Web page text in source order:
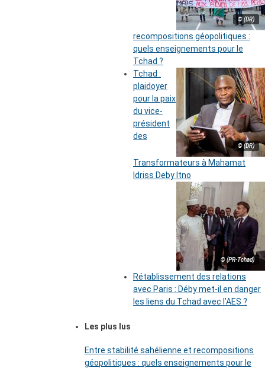
© (DR)
recompositions géopolitiques :
quels enseignements pour le
Tchad ?
© (DR)
Tchad :
plaidoyer
pour la paix
du vice-
président
des
Transformateurs à Mahamat
Idriss Deby Itno
© (PR-Tchad)
Rétablissement des relations
avec Paris : Déby met-il en danger
les liens du Tchad avec l’AES ?
Les plus lus
Entre stabilité sahélienne et recompositions
géopolitiques : quels enseignements pour le